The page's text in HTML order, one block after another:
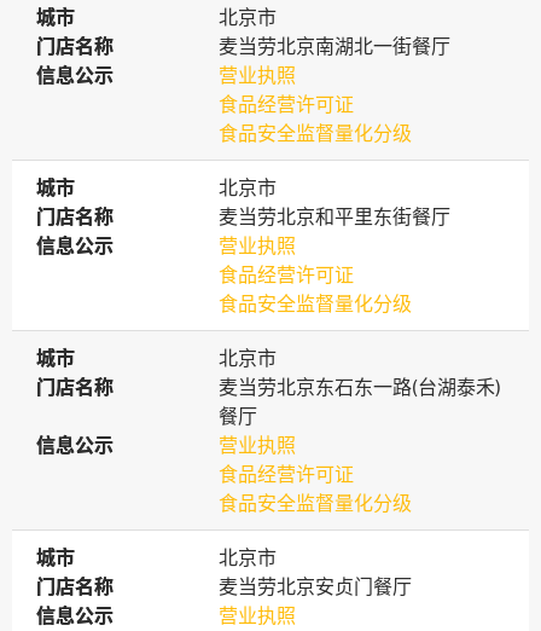
城市
城市
北京市
门店名称
门店名称
麦当劳北京南湖北一街餐厅
信息公示
信息公示
营业执照
食品经营许可证
食品安全监督量化分级
城市
城市
北京市
门店名称
门店名称
麦当劳北京和平里东街餐厅
信息公示
信息公示
营业执照
食品经营许可证
食品安全监督量化分级
城市
城市
北京市
门店名称
门店名称
麦当劳北京东石东一路(台湖泰禾)
餐厅
信息公示
信息公示
营业执照
食品经营许可证
食品安全监督量化分级
城市
城市
北京市
门店名称
门店名称
麦当劳北京安贞门餐厅
信息公示
信息公示
营业执照